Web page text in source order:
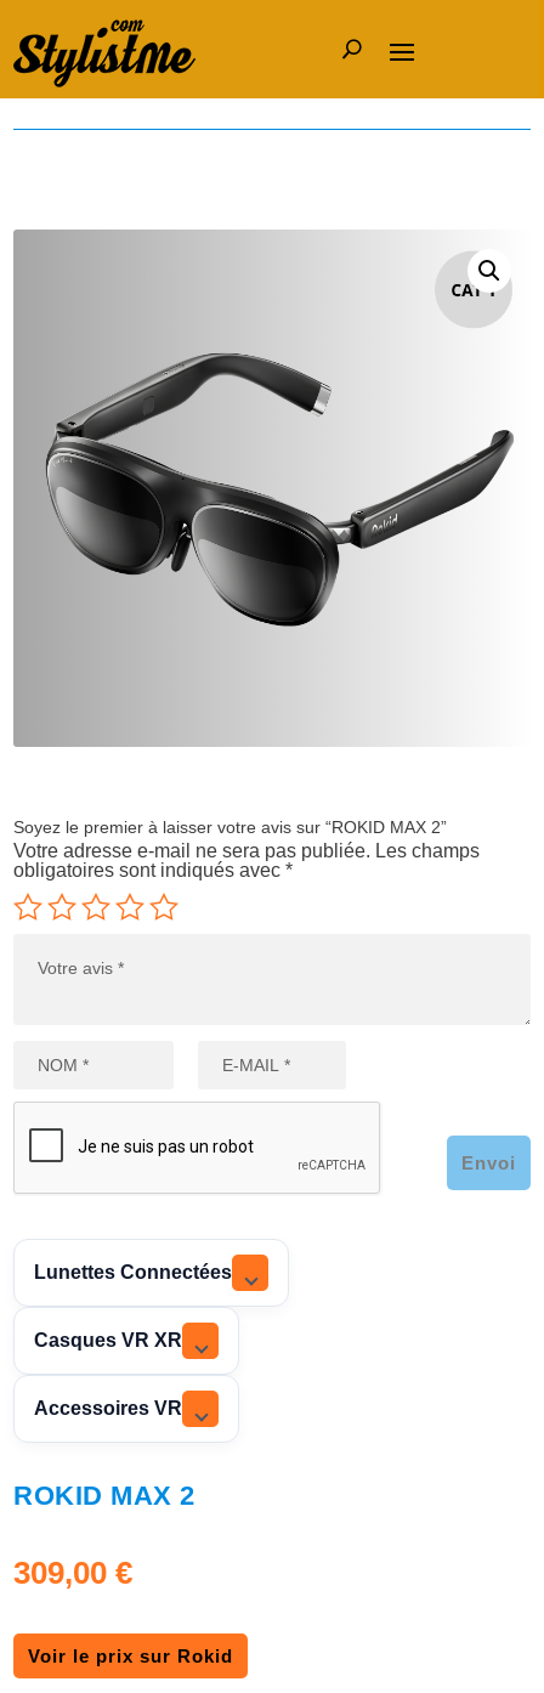
Soyez le premier à laisser votre avis sur “ROKID MAX 2”
Votre adresse e-mail ne sera pas publiée. Les champs
obligatoires sont indiqués avec*
Envoi
Lunettes Connectées
Casques VR XR
Accessoires VR
ROKID MAX 2
309,00€
Voir le prix sur Rokid